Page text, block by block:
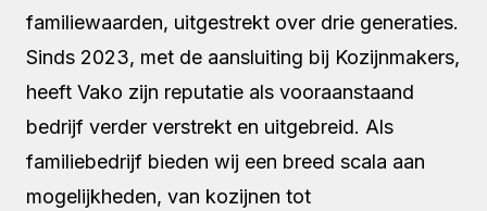
familiewaarden, uitgestrekt over drie generaties.
Sinds 2023, met de aansluiting bij Kozijnmakers,
heeft Vako zijn reputatie als vooraanstaand
bedrijf verder verstrekt en uitgebreid. Als
familiebedrijf bieden wij een breed scala aan
mogelijkheden, van kozijnen tot